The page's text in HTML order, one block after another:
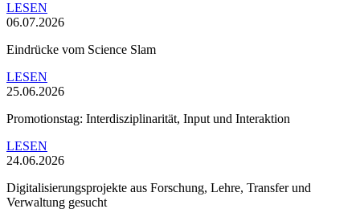
LESEN
06.07.2026
Eindrücke vom Science Slam
LESEN
25.06.2026
Promotionstag: Interdisziplinarität, Input und Interaktion
LESEN
24.06.2026
Digitalisierungsprojekte aus Forschung, Lehre, Transfer und
Verwaltung gesucht